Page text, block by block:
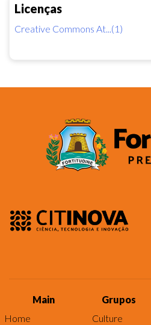
Licenças
Creative Commons At...(1)
Main
Home
Grupos
Culture